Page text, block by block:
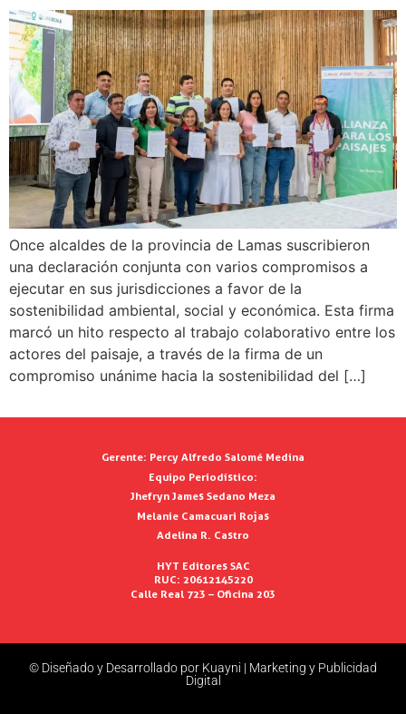
Once alcaldes de la provincia de Lamas suscribieron
una declaración conjunta con varios compromisos a
ejecutar en sus jurisdicciones a favor de la
sostenibilidad ambiental, social y económica. Esta firma
marcó un hito respecto al trabajo colaborativo entre los
actores del paisaje, a través de la firma de un
compromiso unánime hacia la sostenibilidad del […]
Gerente: Percy Alfredo Salomé Medina
Equipo Periodístico:
Jhefryn James Sedano Meza
Melanie Camacuari Rojas
Adelina R. Castro
HYT Editores SAC
RUC: 20612145220
Calle Real 723 – Oficina 203
© Diseñado y Desarrollado por Kuayni | Marketing y Publicidad
Digital